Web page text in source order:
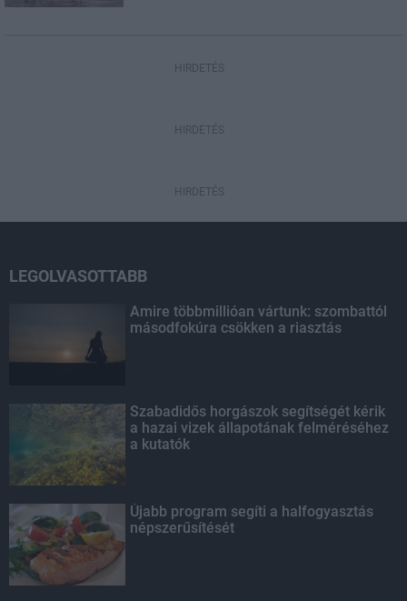
HIRDETÉS
HIRDETÉS
HIRDETÉS
LEGOLVASOTTABB
Amire többmillióan vártunk: szombattól
másodfokúra csökken a riasztás
Szabadidős horgászok segítségét kérik
a hazai vizek állapotának felméréséhez
a kutatók
Újabb program segíti a halfogyasztás
népszerűsítését